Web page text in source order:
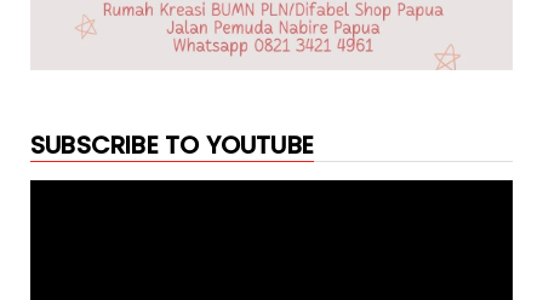
SUBSCRIBE TO YOUTUBE